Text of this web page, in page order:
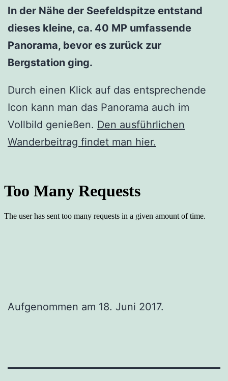
In der Nähe der Seefeldspitze entstand
dieses kleine, ca. 40 MP umfassende
Panorama, bevor es zurück zur
Bergstation ging.
Durch einen Klick auf das entsprechende
Icon kann man das Panorama auch im
Vollbild genießen. Den ausführlichen
Wanderbeitrag findet man hier.
Aufgenommen am 18. Juni 2017.